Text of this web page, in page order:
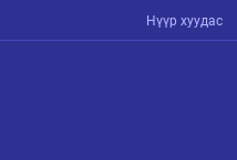
Нүүр хуудас